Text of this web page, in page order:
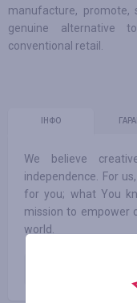
manufacture, promote,
genuine alternative
conventional retail.
ІНФО
We believe
independence. For
for you; what You
mission to empower
world.
Paid